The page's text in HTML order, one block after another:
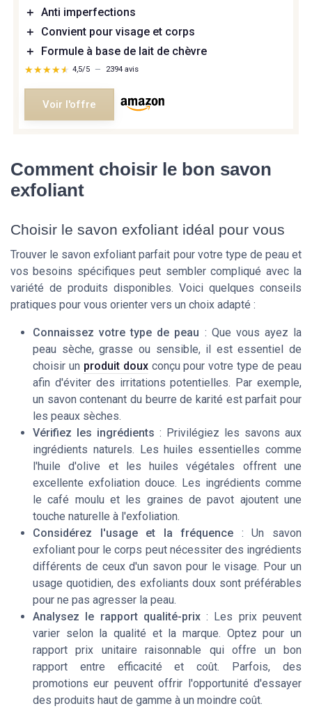
＋ Anti imperfections
＋
Convient pour visage et corps
＋
Formule à base de lait de chèvre
★★★★★
★★★★★ 4,5/5 — 2394 avis
Voir l'offre
Comment choisir le bon savon
exfoliant
Choisir le savon exfoliant idéal pour vous
Trouver le savon exfoliant parfait pour votre type de peau et
vos besoins spécifiques peut sembler compliqué avec la
variété de produits disponibles. Voici quelques conseils
pratiques pour vous orienter vers un choix adapté :
Connaissez votre type de peau : Que vous ayez la
peau sèche, grasse ou sensible, il est essentiel de
choisir un produit douxconçu pour votre type de peau
afin d'éviter des irritations potentielles. Par exemple,
un savon contenant du beurre de karité est parfait pour
les peaux sèches.
Vérifiez les ingrédients : Privilégiez les savons aux
ingrédients naturels. Leshuiles essentielles comme
l'huile d'olive et les huiles végétales offrent une
excellente exfoliation douce. Les ingrédients comme
le café moulu et les graines de pavot ajoutent une
touche naturelle à l'exfoliation.
Considérez l'usage et la fréquence : Un savon
exfoliant pour le corps peut nécessiter des ingrédients
différents de ceux d'un savon pour le visage. Pour un
usage quotidien, des exfoliants doux sont préférables
pour ne pas agresser la peau.
Analysez le rapport qualité-prix: Les prix peuvent
varier selon la qualité et la marque. Optez pour un
rapportprix unitaire raisonnable qui offre un bon
rapport entre efficacité et coût. Parfois, des
promotions eur peuvent offrir l'opportunité d'essayer
des produits haut de gamme à un moindre coût.